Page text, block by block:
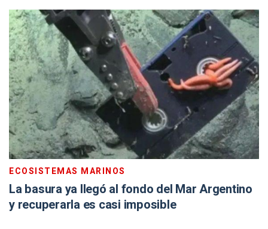
ECOSISTEMAS MARINOS
La basura ya llegó al fondo del Mar Argentino
y recuperarla es casi imposible